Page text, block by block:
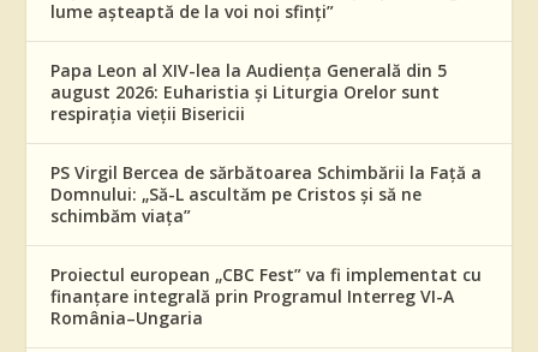
lume așteaptă de la voi noi sfinți”
Papa Leon al XIV-lea la Audiența Generală din 5
august 2026: Euharistia și Liturgia Orelor sunt
respirația vieții Bisericii
PS Virgil Bercea de sărbătoarea Schimbării la Față a
Domnului: „Să-L ascultăm pe Cristos și să ne
schimbăm viața”
Proiectul european „CBC Fest” va fi implementat cu
finanțare integrală prin Programul Interreg VI-A
România–Ungaria